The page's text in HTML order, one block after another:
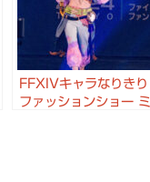
FFXIVキャラなりきり
ファッションショー ミ